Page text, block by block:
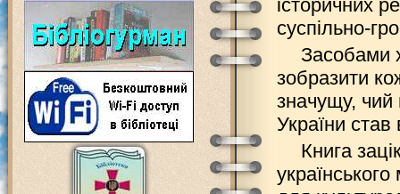
історичних
суспільно-
Засобами
зобразити
значущу, чий
України
Книга